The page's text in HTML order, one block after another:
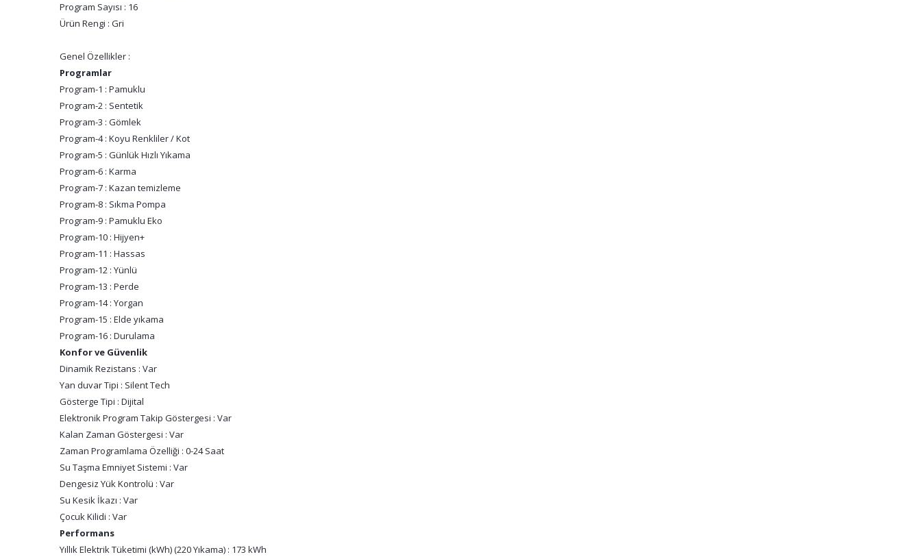
Program Sayısı : 16
Ürün Rengi : Gri
Genel Özellikler :
Programlar
Program-1 : Pamuklu
Program-2 : Sentetik
Program-3 : Gömlek
Program-4 : Koyu Renkliler / Kot
Program-5 : Günlük Hızlı Yıkama
Program-6 : Karma
Program-7 : Kazan temizleme
Program-8 : Sıkma Pompa
Program-9 : Pamuklu Eko
Program-10 : Hijyen+
Program-11 : Hassas
Program-12 : Yünlü
Program-13 : Perde
Program-14 : Yorgan
Program-15 : Elde yıkama
Program-16 : Durulama
Konfor ve Güvenlik
Dinamik Rezistans : Var
Yan duvar Tipi : Silent Tech
Gösterge Tipi : Dijital
Elektronik Program Takip Göstergesi : Var
Kalan Zaman Göstergesi : Var
Zaman Programlama Özelliği : 0-24 Saat
Su Taşma Emniyet Sistemi : Var
Dengesiz Yük Kontrolü : Var
Su Kesik İkazı : Var
Çocuk Kilidi : Var
Performans
Yıllık Elektrik Tüketimi (kWh) (220 Yıkama) : 173 kWh